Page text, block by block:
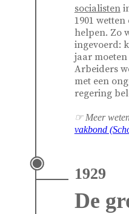
socialisten
1901
helpen. Zo
ingevoerd:
jaar
Arbeiders
met een
regering
☞ Meer
vakbond
1929
De